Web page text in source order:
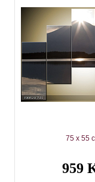
75 x 55
959